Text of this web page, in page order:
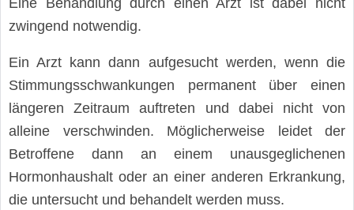
zwingend notwendig.
Ein Arzt kann dann aufgesucht werden, wenn die
Stimmungsschwankungen permanent über einen
längeren Zeitraum auftreten und dabei nicht von
alleine verschwinden. Möglicherweise leidet der
Betroffene dann an einem unausgeglichenen
Hormonhaushalt oder an einer anderen Erkrankung,
die untersucht und behandelt werden muss.